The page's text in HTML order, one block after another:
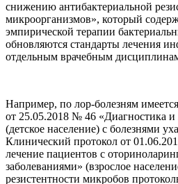
снижению антибактериальной
микроорганизмов», который
эмпирической терапии
обновляются стандарты лечения
отдельным врачебным
Например, по лор-болезням
от 25.05.2018 № 46 «Диагностика и
(детское население) с болезнями
Клинический протокол от
лечение пациентов с
заболеваниями» (взрослое
резистентности микробов